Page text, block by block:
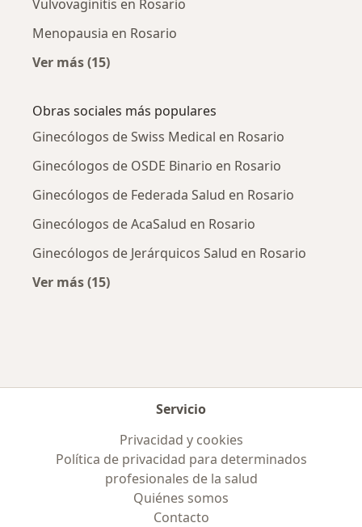
Vulvovaginitis en Rosario
Menopausia en Rosario
Ver más (15)
Obras sociales más populares
Ginecólogos de Swiss Medical en Rosario
Ginecólogos de OSDE Binario en Rosario
Ginecólogos de Federada Salud en Rosario
Ginecólogos de AcaSalud en Rosario
Ginecólogos de Jerárquicos Salud en Rosario
Ver más (15)
Servicio
Privacidad y cookies
Política de privacidad para determinados
profesionales de la salud
Quiénes somos
Contacto